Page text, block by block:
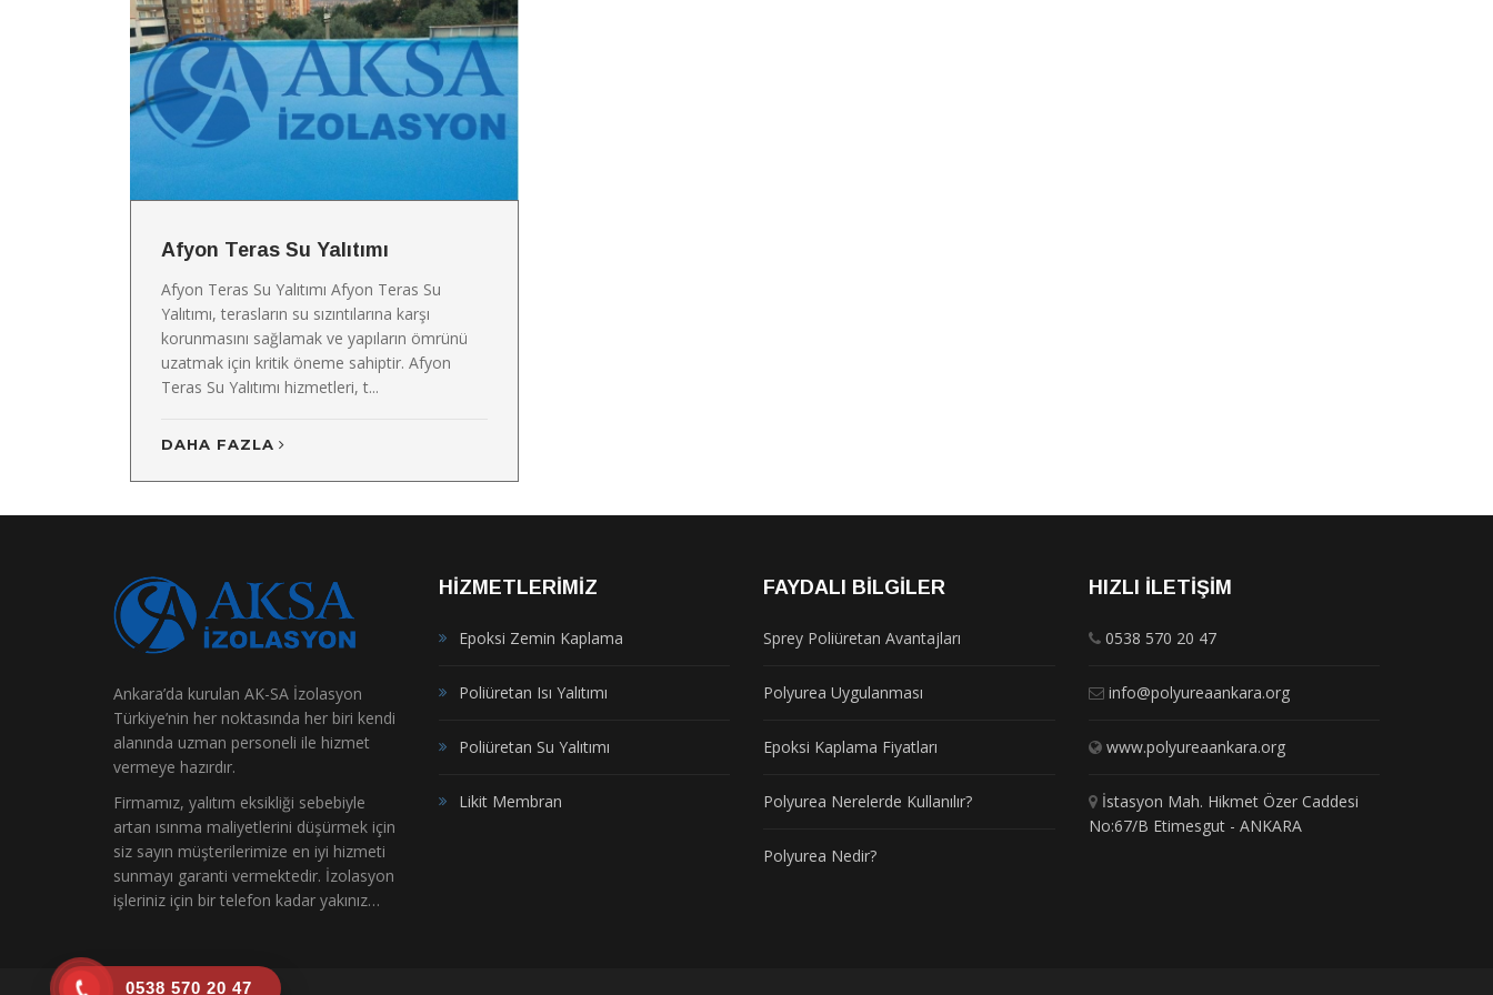
Afyon Teras Su Yalıtımı
Afyon Teras Su Yalıtımı Afyon Teras Su
Yalıtımı, terasların su sızıntılarına karşı
korunmasını sağlamak ve yapıların ömrünü
uzatmak için kritik öneme sahiptir. Afyon
Teras Su Yalıtımı hizmetleri, t...
DAHA FAZLA
Ankara’da kurulan AK-SA İzolasyon
Türkiye’nin her noktasında her biri kendi
alanında uzman personeli ile hizmet
vermeye hazırdır.
Firmamız, yalıtım eksikliği sebebiyle
artan ısınma maliyetlerini düşürmek için
siz sayın müşterilerimize en iyi hizmeti
sunmayı garanti vermektedir. İzolasyon
işleriniz için bir telefon kadar yakınız…
HIZMETLERIMIZ
Epoksi Zemin Kaplama
Poliüretan Isı Yalıtımı
Poliüretan Su Yalıtımı
Likit Membran
FAYDALI BILGILER
Sprey Poliüretan Avantajları
Polyurea Uygulanması
Epoksi Kaplama Fiyatları
Polyurea Nerelerde Kullanılır?
Polyurea Nedir?
HIZLI İLETIŞIM
0538 570 20 47
info@polyureaankara.org
www.polyureaankara.org
İstasyon Mah. Hikmet Özer Caddesi
No:67/B Etimesgut - ANKARA
0538 570 20 47